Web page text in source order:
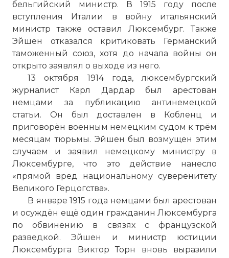
бельгийский министр. В 1915 году после
вступления Италии в войну итальянский
министр также оставил Люксембург. Также
Эйшен отказался критиковать Германский
таможенный союз, хотя до начала войны он
открыто заявлял о выходе из него.
13 октября 1914 года, люксембургский
журналист Карл Дардар был арестован
немцами за публикацию антинемецкой
статьи. Он был доставлен в Кобленц и
приговорён военным немецким судом к трём
месяцам тюрьмы. Эйшен был возмущен этим
случаем и заявил немецкому министру в
Люксембурге, что это действие нанесло
«прямой вред национальному суверенитету
Великого Герцогства».
В январе 1915 года немцами был арестован
и осуждён ещё один гражданин Люксембурга
по обвинению в связях с французской
разведкой. Эйшен и министр юстиции
Люксембурга Виктор Торн вновь выразили